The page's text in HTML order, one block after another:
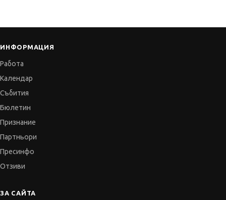
ИНФОРМАЦИЯ
Работа
Календар
Събития
Бюлетин
Признание
Партньори
Пресинфо
Отзиви
ЗА САЙТА